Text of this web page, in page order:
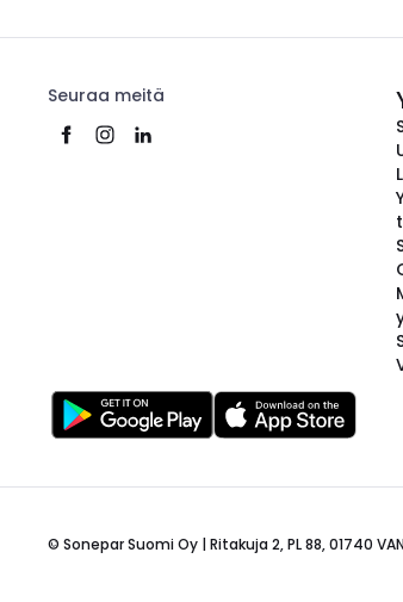
Seuraa meitä
© Sonepar Suomi Oy | Ritakuja 2, PL 88, 01740